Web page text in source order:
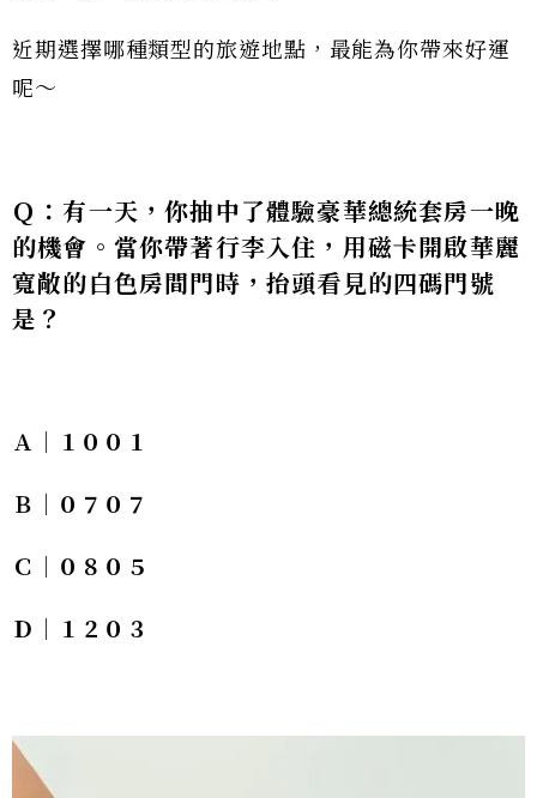
近期選擇哪種類型的旅遊地點，最能為你帶來好運
呢～
Ｑ：有一天，你抽中了體驗豪華總統套房一晚
的機會。當你帶著行李入住，用磁卡開啟華麗
寬敞的白色房間門時，抬頭看見的四碼門號
是？
Ａ｜１００１
Ｂ｜０７０７
Ｃ｜０８０５
Ｄ｜１２０３